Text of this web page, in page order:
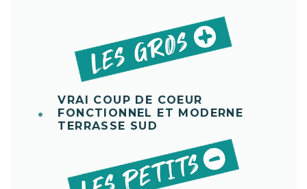
VRAI COUP DE COEUR
FONCTIONNEL ET MODERNE
TERRASSE SUD